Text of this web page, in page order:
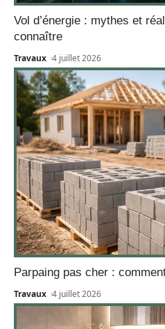
Vol d’énergie : mythes et
connaître
Travaux 4 juillet 2026
Parpaing pas cher :
Travaux 4 juillet 2026